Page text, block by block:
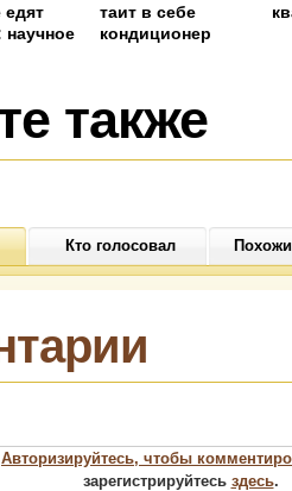
едят
научное
таит в себе
кондиционер
также
Кто голосовал
Авторизируйтесь, чтобы
зарегистрируйтесь здесь.